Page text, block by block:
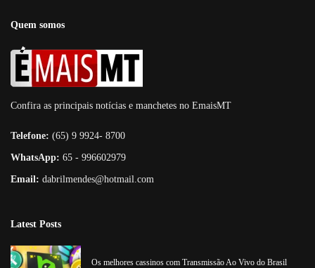
Quem somos
Confira as principais notícias e manchetes no EmaisMT
Telefone: (65) 9 9924- 8700
WhatsApp: 65 - 996602979
Email: dabrilmendes@hotmail.com
Latest Posts
Os melhores cassinos com Transmissão Ao Vivo do Brasil